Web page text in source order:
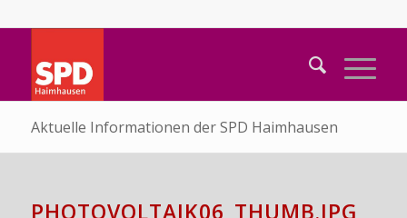
Aktuelle Informationen der SPD Haimhausen
PHOTOVOLTAIK06_THUMB.JPG